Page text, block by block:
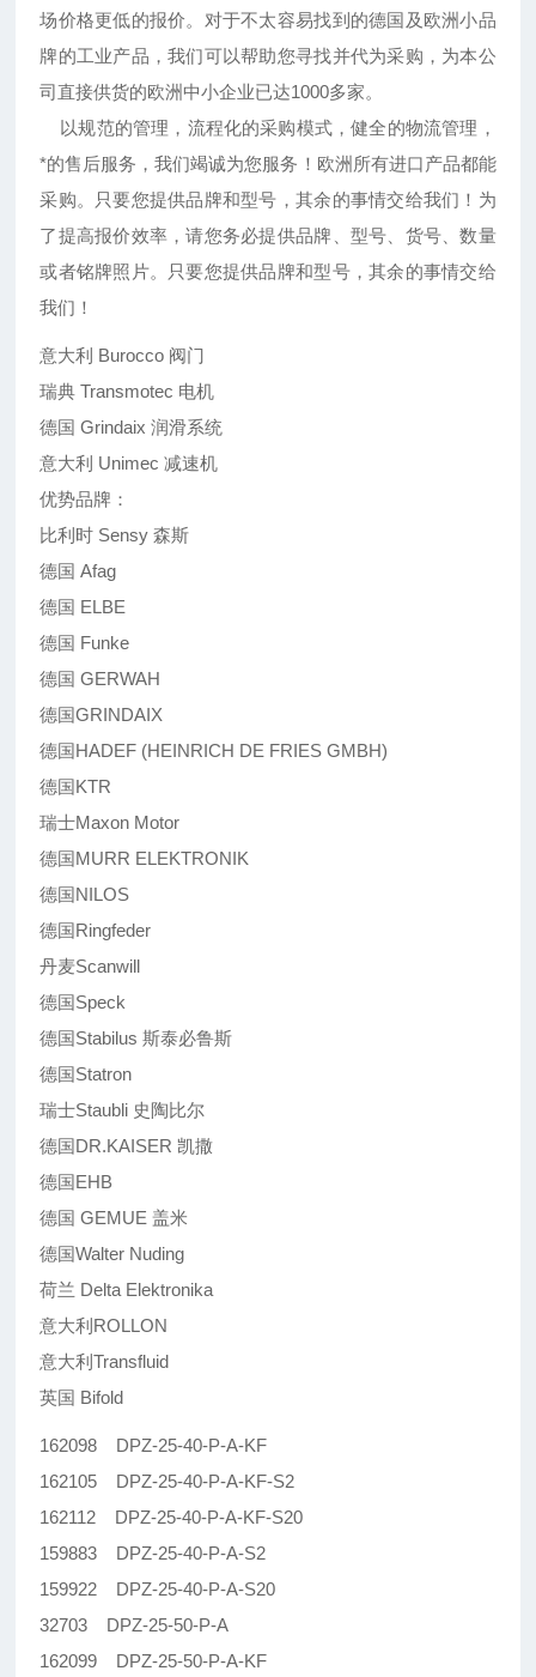
场价格更低的报价。对于不太容易找到的德国及欧洲小品
牌的工业产品，我们可以帮助您寻找并代为采购，为本公
司直接供货的欧洲中小企业已达1000多家。
以规范的管理，流程化的采购模式，健全的物流管理，
*的售后服务，我们竭诚为您服务！欧洲所有进口产品都能
采购。只要您提供品牌和型号，其余的事情交给我们！为
了提高报价效率，请您务必提供品牌、型号、货号、数量
或者铭牌照片。只要您提供品牌和型号，其余的事情交给
我们！
意大利 Burocco 阀门
瑞典 Transmotec 电机
德国 Grindaix 润滑系统
意大利 Unimec 减速机
优势品牌：
比利时 Sensy 森斯
德国 Afag
德国 ELBE
德国 Funke
德国 GERWAH
德国GRINDAIX
德国HADEF (HEINRICH DE FRIES GMBH)
德国KTR
瑞士Maxon Motor
德国MURR ELEKTRONIK
德国NILOS
德国Ringfeder
丹麦Scanwill
德国Speck
德国Stabilus 斯泰必鲁斯
德国Statron
瑞士Staubli 史陶比尔
德国DR.KAISER 凯撒
德国EHB
德国 GEMUE 盖米
德国Walter Nuding
荷兰 Delta Elektronika
意大利ROLLON
意大利Transfluid
英国 Bifold
162098 DPZ-25-40-P-A-KF
162105 DPZ-25-40-P-A-KF-S2
162112 DPZ-25-40-P-A-KF-S20
159883 DPZ-25-40-P-A-S2
159922 DPZ-25-40-P-A-S20
32703 DPZ-25-50-P-A
162099 DPZ-25-50-P-A-KF